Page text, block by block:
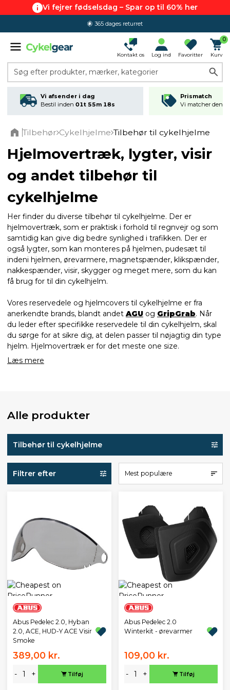
Vi fejrer fødselsdag – Spar op til 60% her
365 dages returret
Kontakt os Log ind Favoritter
0
Kurv
Søg efter produkter, mærker, kategorier
Vi afsender i dag
Bestil inden 01t 55m 17s
Prismatch
Vi matcher den
Tilbehør Cykelhjelme Tilbehør til cykelhjelme
Hjelmovertræk, lygter, visir
og andet tilbehør til
cykelhjelme
Her finder du diverse tilbehør til cykelhjelme. Der er
hjelmovertræk, som er praktisk i forhold til regnvejr og som
samtidig kan give dig bedre synlighed i trafikken. Der er
også lygter, som kan monteres på hjelmen, pudesæt til
indeni hjelmen, ørevarmere, magnetspænder, klikspænder,
nakkespænder, visir, skygger og meget mere, som du kan
få brug for til din cykelhjelm.
Vores reservedele og hjelmcovers til cykelhjelme er fra
anerkendte brands, blandt andet AGU og GripGrab. Når
du leder efter specifikke reservedele til din cykelhjelm, skal
du sørge for at sikre dig, at delen passer til nøjagtig din type
hjelm. Hjelmovertræk er for det meste one size.
Læs mere
Alle produkter
Tilbehør til cykelhjelme
Filtrer efter Mest populære
Abus Pedelec 2.0, Hyban
2.0, ACE, HUD-Y ACE Visir
Smoke
389,00 kr.
- + Tilføj
Abus Pedelec 2.0
Winterkit - ørevarmer
109,00 kr.
- + Tilføj